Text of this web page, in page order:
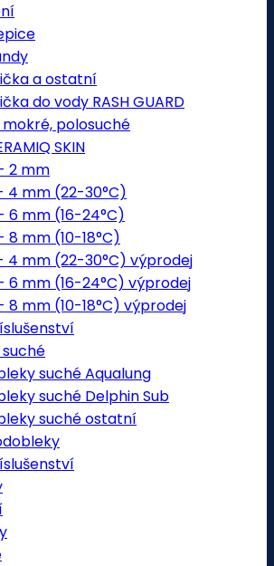
a ostatní
do vody RASH GUARD
polosuché
SKIN
2 mm
4 mm (22-30°C)
6 mm (16-24°C)
8 mm (10-18°C)
4 mm (22-30°C) výprodej
6 mm (16-24°C) výprodej
8 mm (10-18°C) výprodej
suché Aqualung
suché Delphin Sub
suché ostatní